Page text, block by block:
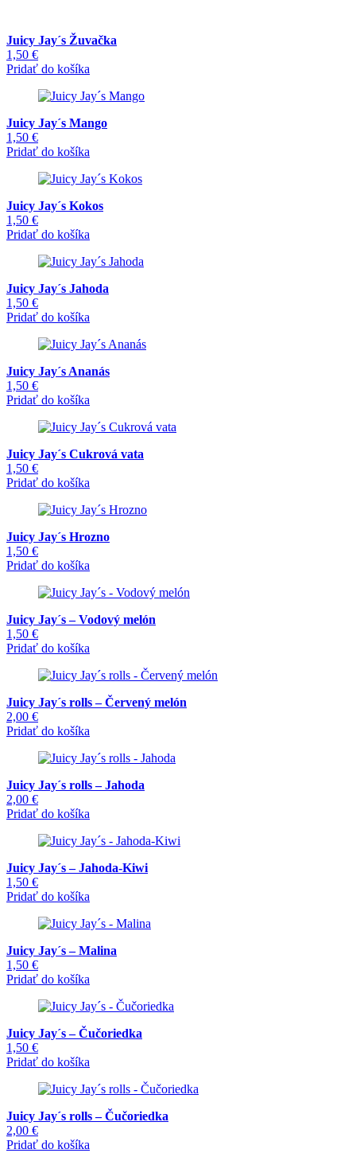
Juicy Jay´s Žuvačka
1,50 €
Pridať do košíka
Juicy Jay´s Mango
1,50 €
Pridať do košíka
Juicy Jay´s Kokos
1,50 €
Pridať do košíka
Juicy Jay´s Jahoda
1,50 €
Pridať do košíka
Juicy Jay´s Ananás
1,50 €
Pridať do košíka
Juicy Jay´s Cukrová vata
1,50 €
Pridať do košíka
Juicy Jay´s Hrozno
1,50 €
Pridať do košíka
Juicy Jay´s – Vodový melón
1,50 €
Pridať do košíka
Juicy Jay´s rolls – Červený melón
2,00 €
Pridať do košíka
Juicy Jay´s rolls – Jahoda
2,00 €
Pridať do košíka
Juicy Jay´s – Jahoda-Kiwi
1,50 €
Pridať do košíka
Juicy Jay´s – Malina
1,50 €
Pridať do košíka
Juicy Jay´s – Čučoriedka
1,50 €
Pridať do košíka
Juicy Jay´s rolls – Čučoriedka
2,00 €
Pridať do košíka